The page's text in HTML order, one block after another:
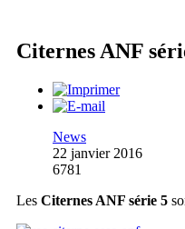
Citernes ANF
News
22 janvier 2016
6781
Les Citernes ANF série 5